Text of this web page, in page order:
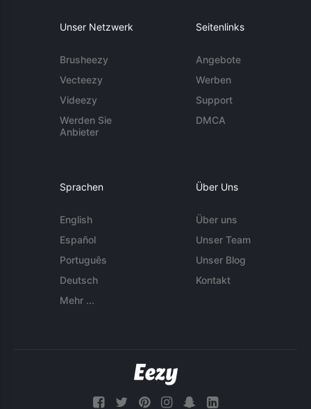
Unser Netzwerk
Brusheezy
Vecteezy
Videezy
Werden Sie
Anbieter
Seitenlinks
Angebote
Werben
Support
DMCA
Sprachen
English
Español
Português
Deutsch
Mehr ...
Über Uns
Über uns
Unser Team
Unser Blog
Kontakt